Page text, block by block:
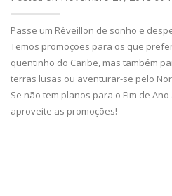
Passe um Réveillon de sonho e
Temos promoções para os que
quentinho do Caribe, mas também
terras lusas ou aventurar-se pelo
Se não tem planos para o Fim de
aproveite as promoções!